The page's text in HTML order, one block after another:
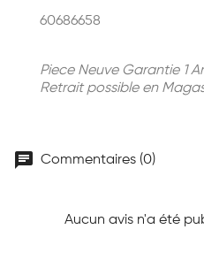
60686658
Piece Neuve Garantie 1
Retrait possible en
chat Commentaires (0)
Aucun avis n'a été